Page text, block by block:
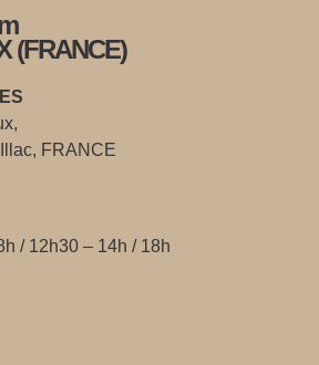
(FRANCE)
FRANCE
/ 12h30 – 14h / 18h